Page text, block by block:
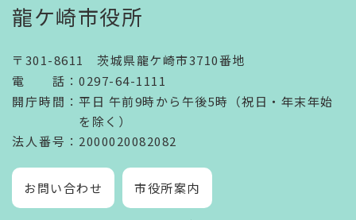
龍ケ崎市役所
〒301-8611 茨城県龍ケ崎市3710番地
電話 ： 0297-64-1111
開庁時間 ： 平日 午前9時から午後5時（祝日・年末年始
を除く）
法人番号 ：2000020082082
お問い合わせ 市役所案内